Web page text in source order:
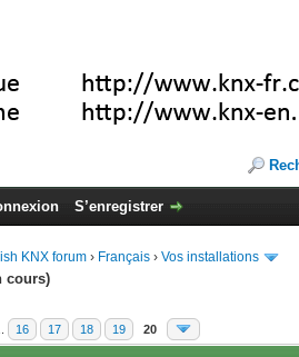
S’enregistrer
KNX forum › Français › Vos installations
cours)
16 17 18 19 20